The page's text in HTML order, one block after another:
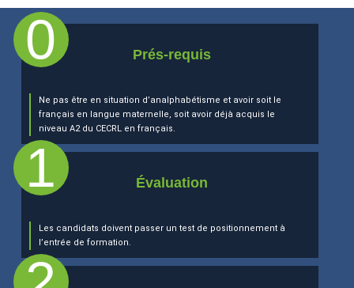
Prés-requis
Ne pas être en situation d’analphabétisme et avoir soit le
français en langue maternelle, soit avoir déjà acquis le
niveau A2 du CECRL en français.
Évaluation
Les candidats doivent passer un test de positionnement à
l’entrée de formation.